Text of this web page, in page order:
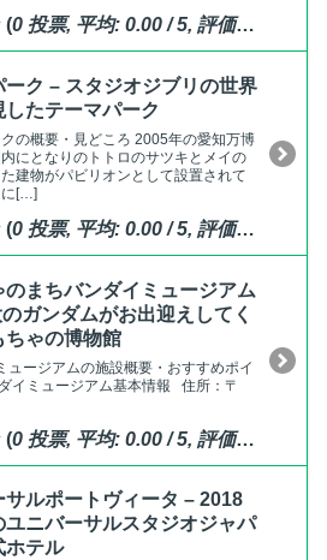
(0 投票, 平均: 0.00 / 5, 評価済
ーク – スタジオジブリの世界
したテーマパーク
の概要・見どころ 2005年の愛知万博
にとなりのトトロのサツキとメイの
建物がパビリオンとして設置されて
に[…]
(0 投票, 平均: 0.00 / 5, 評価済
のまちバンダイミュージアム
ガンダムがお出迎えしてく
ちゃの博物館
ュージアムの施設概要・おすすめポイ
イミュージアム基本情報 住所：〒
(0 投票, 平均: 0.00 / 5, 評価済
サルポートヴィータ – 2018
ユニバーサルスタジオジャパ
ホテル